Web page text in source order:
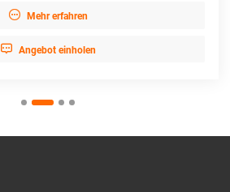
 Mehr erfahren
 Angebot einholen